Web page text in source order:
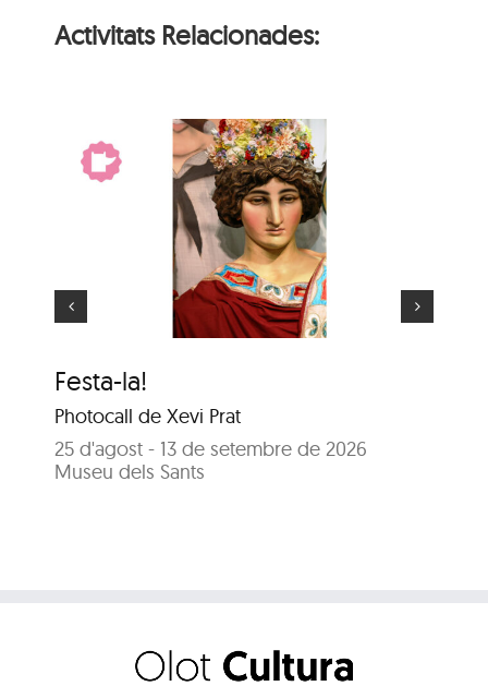
Activitats Relacionades:
Festa-la!
Photocall de Xevi Prat
25 d'agost - 13 de setembre de 2026
Museu dels Sants
El gegant més gran